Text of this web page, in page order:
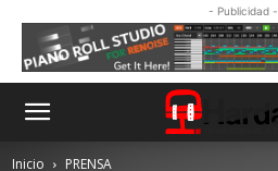
- Publicidad -
Inicio PRENSA